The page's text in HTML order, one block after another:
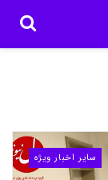
سایر اخبار ویژه